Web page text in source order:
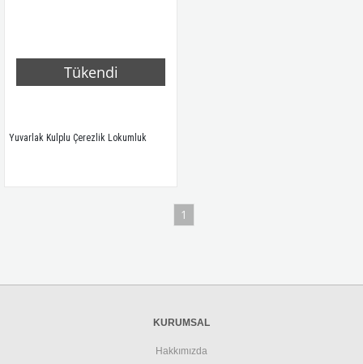
Tükendi
Yuvarlak Kulplu Çerezlik Lokumluk
1
KURUMSAL
Hakkımızda